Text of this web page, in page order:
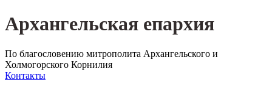
Архангельская епархия
По благословению митрополита Архангельского и
Холмогорского Корнилия
Контакты